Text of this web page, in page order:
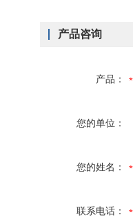
产品咨询
产品：
您的单位：
您的姓名：
联系电话：